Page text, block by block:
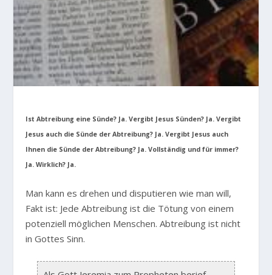
Ist Abtreibung eine Sünde? Ja. Vergibt Jesus Sünden? Ja. Vergibt
Jesus auch die Sünde der Abtreibung? Ja. Vergibt Jesus auch
Ihnen die Sünde der Abtreibung? Ja. Vollständig und für immer?
Ja. Wirklich? Ja.
Man kann es drehen und disputieren wie man will,
Fakt ist: Jede Abtreibung ist die Tötung von einem
potenziell möglichen Menschen. Abtreibung ist nicht
in Gottes Sinn.